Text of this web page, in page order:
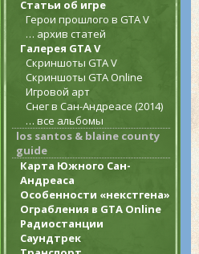
Статьи об игре
Герои прошлого в GTA V
… архив статей
Галерея GTA V
Скриншоты GTA V
Скриншоты GTA Online
Игровой арт
Снег в Сан-Андреасе (2014)
… все альбомы
los santos & blaine county
guide
Карта Южного Сан-
Андреаса
Особенности «некстгена»
Ограбления в GTA Online
Радиостанции
Саундтрек